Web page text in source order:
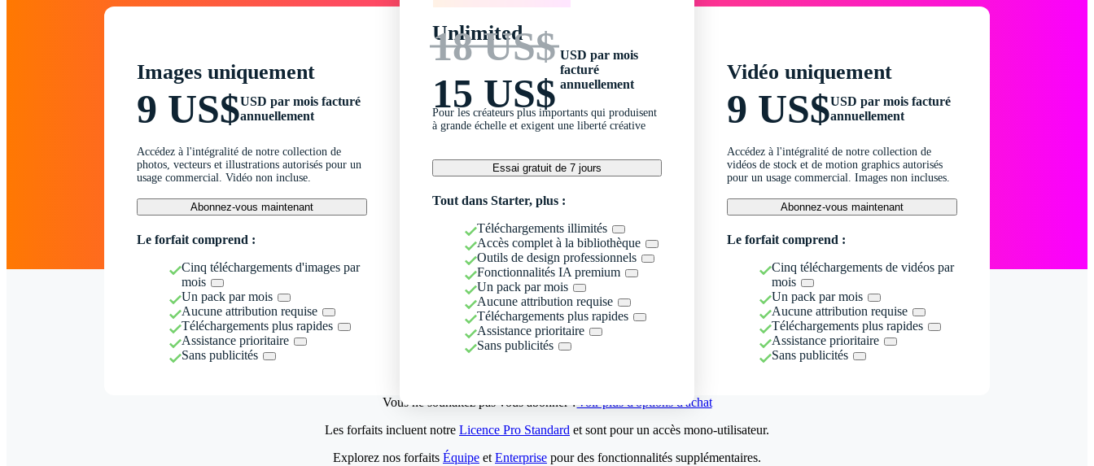
Images uniquement
9 US$USD par mois facturé
annuellement
Accédez à l'intégralité de notre collection de
photos, vecteurs et illustrations autorisés pour un
usage commercial. Vidéo non incluse.
Abonnez-vous maintenant
Le forfait comprend :
Cinq téléchargements d'images par
mois
Un pack par mois
Aucune attribution requise
Téléchargements plus rapides
Assistance prioritaire
Sans publicités
Unlimited
18 US$
15 US$
USD par mois
facturé
annuellement
Pour les créateurs plus importants qui produisent
à grande échelle et exigent une liberté créative
Essai gratuit de 7 jours
Tout dans Starter, plus :
Téléchargements illimités
Accès complet à la bibliothèque
Outils de design professionnels
Fonctionnalités IA premium
Un pack par mois
Aucune attribution requise
Téléchargements plus rapides
Assistance prioritaire
Sans publicités
Vidéo uniquement
9 US$USD par mois facturé
annuellement
Accédez à l'intégralité de notre collection de
vidéos de stock et de motion graphics autorisés
pour un usage commercial. Images non incluses.
Abonnez-vous maintenant
Le forfait comprend :
Cinq téléchargements de vidéos par
mois
Un pack par mois
Aucune attribution requise
Téléchargements plus rapides
Assistance prioritaire
Sans publicités
Vous ne souhaitez pas vous abonner ?Voir plus d'options d'achat
Les forfaits incluent notre Licence Pro Standard et sont pour un accès mono-utilisateur.
Explorez nos forfaits Équipe et Enterprise pour des fonctionnalités supplémentaires.